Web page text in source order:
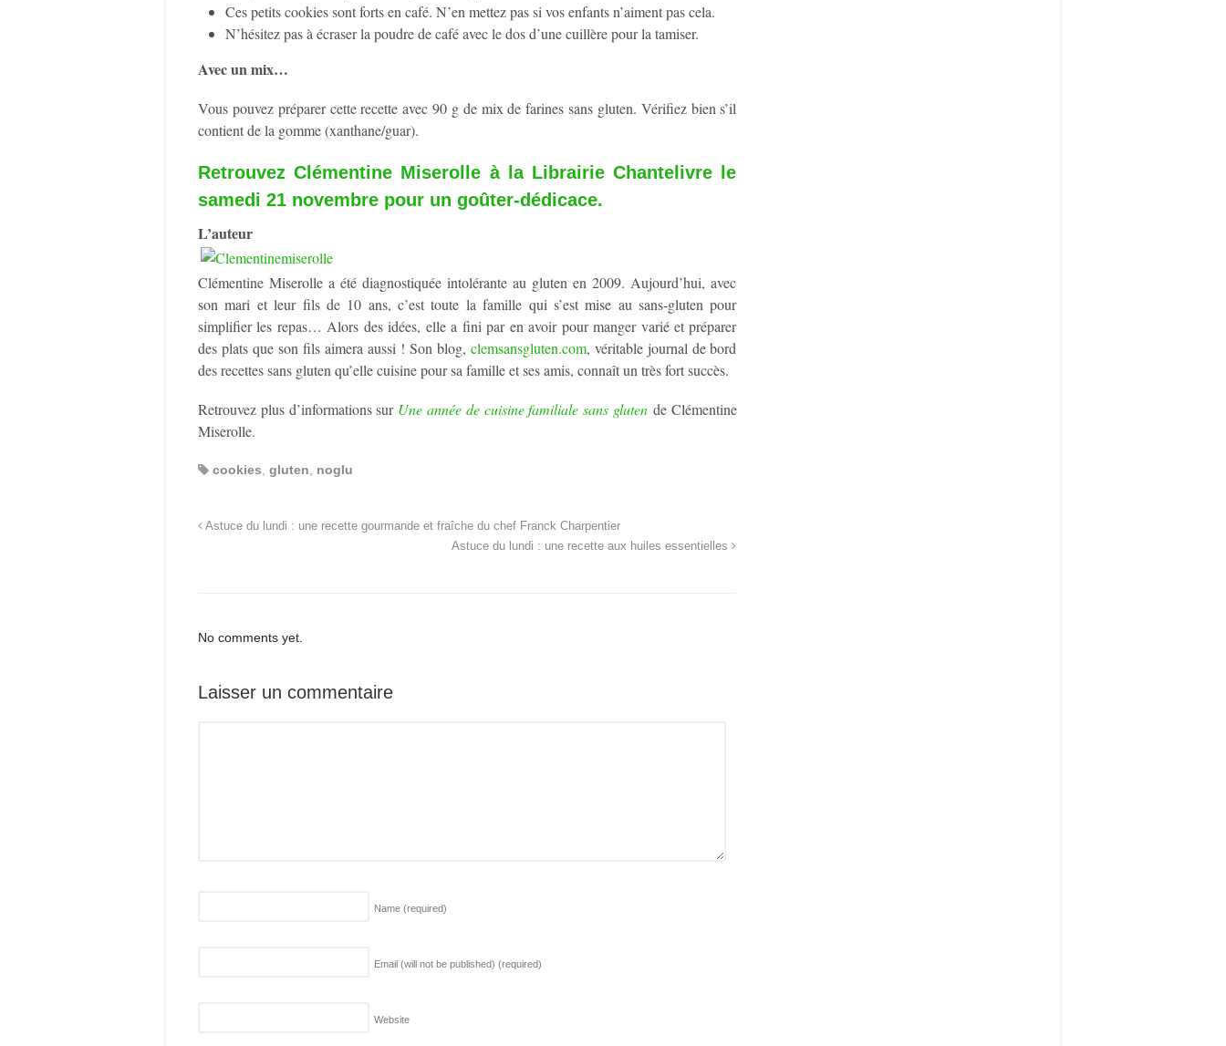
Ces petits cookies sont forts en café. N’en mettez pas si vos enfants n’aiment pas cela.
N’hésitez pas à écraser la poudre de café avec le dos d’une cuillère pour la tamiser.
Avec un mix…
Vous pouvez préparer cette recette avec 90 g de mix de farines sans gluten. Vérifiez bien s’il
contient de la gomme (xanthane/guar).
Retrouvez Clémentine Miserolle à la Librairie Chantelivre le
samedi 21 novembre pour un goûter-dédicace.
L’auteur
Clémentine Miserolle a été diagnostiquée intolérante au gluten en 2009. Aujourd’hui, avec
son mari et leur fils de 10 ans, c’est toute la famille qui s’est mise au sans-gluten pour
simplifier les repas… Alors des idées, elle a fini par en avoir pour manger varié et préparer
des plats que son fils aimera aussi ! Son blog, clemsansgluten.com, véritable journal de bord
des recettes sans gluten qu’elle cuisine pour sa famille et ses amis, connaît un très fort succès.
Retrouvez plus d’informations sur Une année de cuisine familiale sans gluten de Clémentine
Miserolle.
cookies gluten noglu
Astuce du lundi : une recette gourmande et fraîche du chef Franck Charpentier
Astuce du lundi : une recette aux huiles essentielles
No comments yet.
Laisser un commentaire
Name (required)
Email (will not be published) (required)
Website